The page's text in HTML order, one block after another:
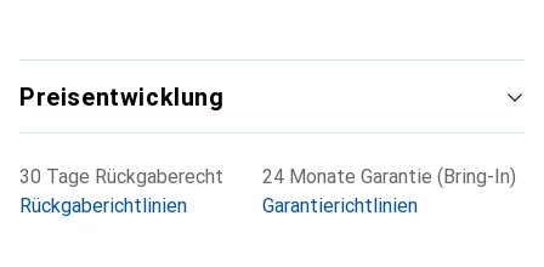
Preisentwicklung
30 Tage Rückgaberecht
Rückgaberichtlinien
24 Monate Garantie (Bring-In)
Garantierichtlinien